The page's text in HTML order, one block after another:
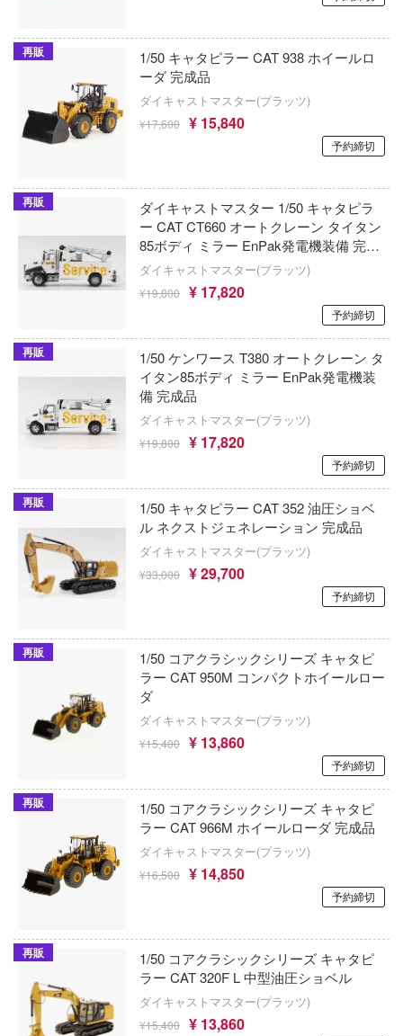
再販
1/50 キャタピラー CAT 938 ホイールロ
ーダ 完成品
ダイキャストマスター(プラッツ)
¥17,600 ¥ 15,840
予約締切
再販
ダイキャストマスター 1/50 キャタピラ
ー CAT CT660 オートクレーン タイタン
85ボディ ミラー EnPak発電機装備 完成
品 塗装済ダイキャストモデル完成品
DM85785
ダイキャストマスター(プラッツ)
¥19,800 ¥ 17,820
予約締切
再販
1/50 ケンワース T380 オートクレーン タ
イタン85ボディ ミラー EnPak発電機装
備 完成品
ダイキャストマスター(プラッツ)
¥19,800 ¥ 17,820
予約締切
再販
1/50 キャタピラー CAT 352 油圧ショベ
ル ネクストジェネレーション 完成品
ダイキャストマスター(プラッツ)
¥33,000 ¥ 29,700
予約締切
再販
1/50 コアクラシックシリーズ キャタピ
ラー CAT 950M コンパクトホイールロー
ダ
ダイキャストマスター(プラッツ)
¥15,400 ¥ 13,860
予約締切
再販
1/50 コアクラシックシリーズ キャタピ
ラー CAT 966M ホイールローダ 完成品
ダイキャストマスター(プラッツ)
¥16,500 ¥ 14,850
予約締切
再販
1/50 コアクラシックシリーズ キャタピ
ラー CAT 320F L 中型油圧ショベル
ダイキャストマスター(プラッツ)
¥15,400 ¥ 13,860
マブラヴ
マジンガーシリーズ
ミニオンズ
無職転生 ～異世界行ったら本気だす～
無限邂逅メガロマリア
名探偵コナン
メタファー:リファンタジオ
メカトロウィーゴ
メダロット
モブサイコ100
鳴潮
やはり俺の青春ラブコメはまちがっている
遊☆戯☆王デュエルモンスターズ
ゆるキャン△
勇気爆発バーンブレイバーン
勇者ライディーン
幽☆遊☆白書
勇者刑に処す 懲罰勇者9004隊刑務記録
鎧伝サムライトルーパー
妖怪ウォッチ
ゴッドハンド
SUNRISEPOP
サイバーホビー
サイバーエージェント
サルビノスJRモデルズ(プラッツ)
SUN QUEEN
月見草 SUNDROPS
ザ・ボディ(ビーバーコーポレーション)
斎藤塗料株式会社
33 INDUSTRY
サンダーモデル(バウマン/ハセガワ)
サルボモデル(VIC)
サン・ディテール(ビーバーコーポレーシ
Zimiモデル(ハセガワ)
シュエンホワスタジオ
ジャダトイズ
ジョニーライトニング
ジェソン(ジェイソン)・スタジオ(バウマ
ジュエルケース
C&Craft
C&A Global Ltd. X CCSTOYS
リコイル
から始める異世界生活
ーモリー
マ
シリーズ
メイデン
ン
(ワンピース)